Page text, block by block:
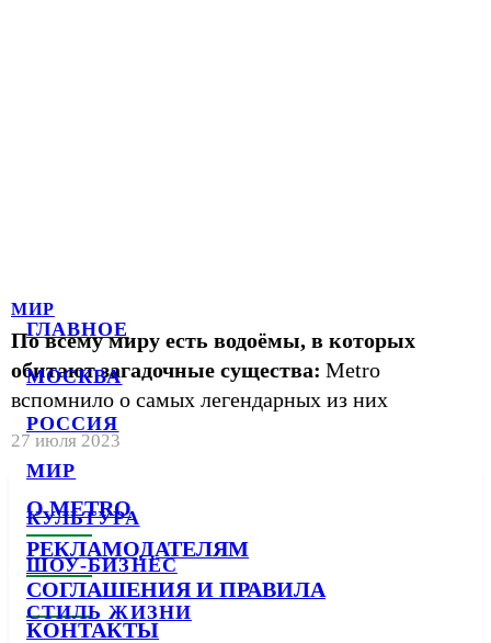
ГЛАВНОЕ
МОСКВА
РОССИЯ
МИР
КУЛЬТУРА
ШОУ-БИЗНЕС
СТИЛЬ ЖИЗНИ
МИР
По всему миру есть водоёмы, в которых
обитают загадочные существа: Metro
вспомнило о самых легендарных из них
27 июля 2023
О METRO
РЕКЛАМОДАТЕЛЯМ
СОГЛАШЕНИЯ И ПРАВИЛА
КОНТАКТЫ